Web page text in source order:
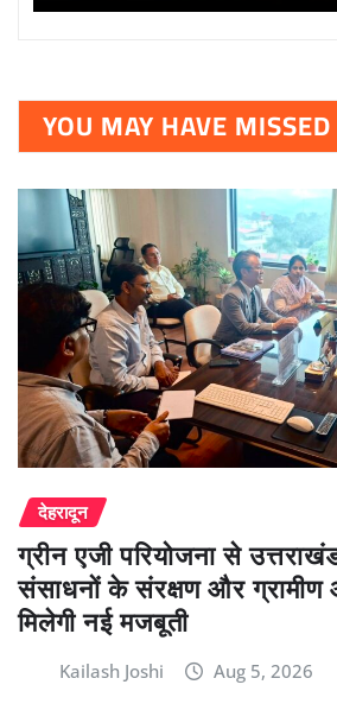
YOU MAY HAVE MISSED
देहरादून
ग्रीन एजी परियोजना से
संसाधनों के संरक्षण और ग्रामीण
मिलेगी नई मजबूती
Kailash Joshi Aug 5, 2026